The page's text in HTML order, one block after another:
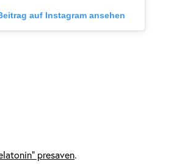
auf Instagram ansehen
presaven.